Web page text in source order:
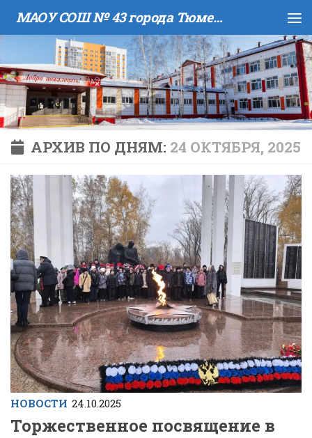
Skip to content МАОУ COШ № 43 города Тюмени имени В.И. Муравленко
АРХИВ ПО ДНЯМ: 24 ОКТЯБРЯ, 2025
НОВОСТИ 24.10.2025
Торжественное посвящение в